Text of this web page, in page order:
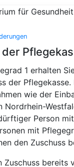
1 erhalten
der
wie der
Nordrhein-
Person mit
mit
den Zuschuss
Zuschuss bereits